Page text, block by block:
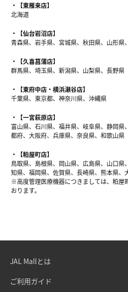
【東雁来店】
北海道
【仙台岩沼店】
青森県、岩手県、宮城県、秋田県、山形県
【久喜菖蒲店】
群馬県、埼玉県、新潟県、山梨県、長野県
【東府中店・横浜瀬谷店】
千葉県、東京都、神奈川県、沖縄県
【一宮萩原店】
富山県、石川県、福井県、岐阜県、静岡
都府、大阪府、兵庫県、奈良県、和歌山県
【粕屋町店】
鳥取県、島根県、岡山県、広島県、山口
知県、福岡県、佐賀県、長崎県、熊本県、
※高度管理医療機器につきましては、粕屋
おります。
JAL Mallとは
ご利用ガイド